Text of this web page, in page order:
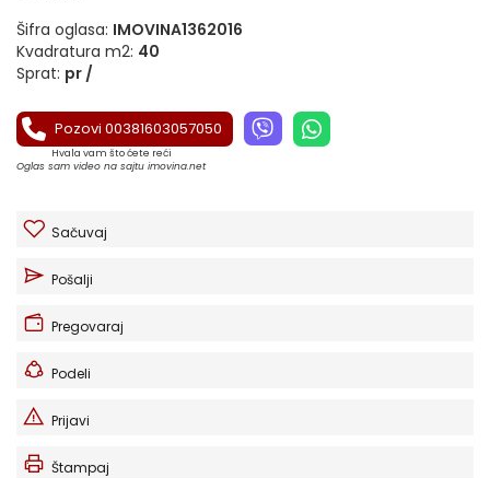
Šifra oglasa: IMOVINA1362016
Kvadratura m2: 40
Sprat: pr /
Pozovi 00381603057050
Hvala vam što ćete reći
Oglas sam video na sajtu imovina.net
Sačuvaj
Pošalji
Pregovaraj
Podeli
Prijavi
Štampaj